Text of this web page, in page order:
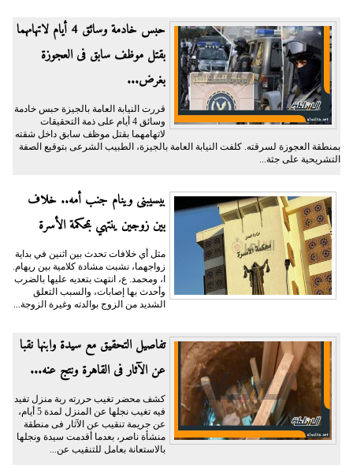
حبس خادمة وسائق 4 أيام لاتهامهما
بقتل موظف سابق فى العجوزة
بغرض...
قررت النيابة العامة بالجيزة حبس خادمة
وسائق 4 أيام على ذمة التحقيقات
لاتهامهما بقتل موظف سابق داخل شقته
بمنطقة العجوزة لسرقته. كلفت النيابة العامة بالجيزة، الطبيب الشرعى بتوقيع الصفة
التشريحية على جثة...
بيسيبنى وينام جنب أمه.. خلاف
بين زوجين ينتهي بمحكمة الأسرة
مثل أي خلافات تحدث بين اثنين في بداية
زواجهما، نشبت مشادة كلامية بين ريهام.
ا، ومحمد. ع، انتهت بتعديه عليها بالضرب
وأحدث بها إصابات، والسبب التعلق
الشديد من الزوج بوالدته وغيرة الزوجة...
تفاصيل التحقيق مع سيدة وابنها نقبا
عن الآثار فى القاهرة ونتج عنه...
كشف محضر تغيب حررته ربة منزل تفيد
فيه تغيب نجلها عن المنزل لمدة 5 أيام،
عن جريمة تنقيب عن الآثار فى منطقة
منشأة ناصر، بعدما أقدمت سيدة ونجلها
بالاستعانة بعامل للتنقيب عن...